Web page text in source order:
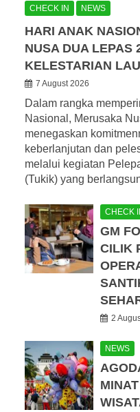
CHECK IN NEWS
HARI ANAK
NUSA DUA LEPAS
KELESTARIAN
7 August 2026
Dalam rangka
Nasional, Merusaka
menegaskan
keberlanjutan dan
melalui kegiatan
(Tukik) yang
CHECK
GM
CILIK
2
NEWS